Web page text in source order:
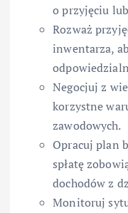
o przyjęciu
Rozważ
inwentarza,
Negocjuj z
korzystne
zawodowych.
Opracuj plan
spłatę
dochodów z
Monitoruj